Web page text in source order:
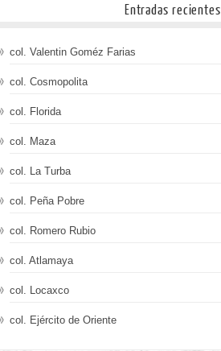
Entradas recientes
col. Valentin Goméz Farias
col. Cosmopolita
col. Florida
col. Maza
col. La Turba
col. Peña Pobre
col. Romero Rubio
col. Atlamaya
col. Locaxco
col. Ejército de Oriente